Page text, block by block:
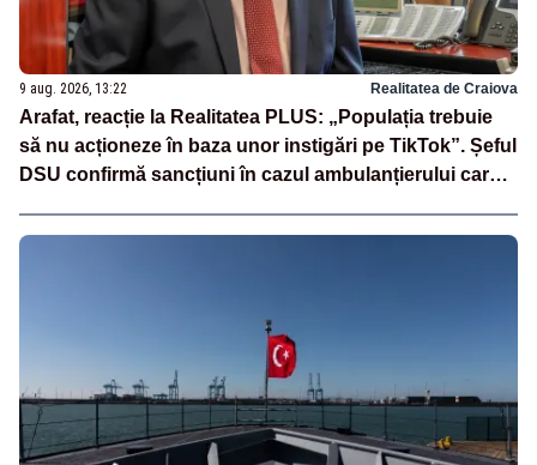
9 aug. 2026, 13:22 Realitatea de Craiova
Arafat, reacție la Realitatea PLUS: „Populația trebuie
să nu acționeze în baza unor instigări pe TikTok”. Șeful
DSU confirmă sancțiuni în cazul ambulanțierului care a